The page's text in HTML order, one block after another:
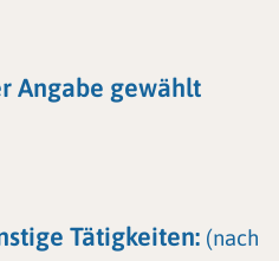
Angabe gewählt
Tätigkeiten: (nach